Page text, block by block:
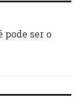
pode ser o